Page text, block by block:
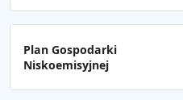
Plan Gospodarki
Niskoemisyjnej